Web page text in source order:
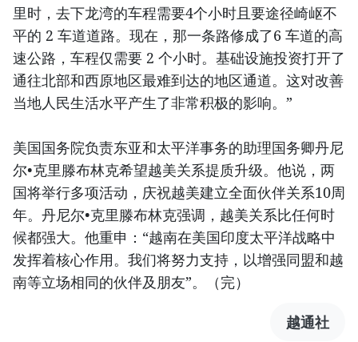
里时，去下龙湾的车程需要4个小时且要途径崎岖不
平的 2 车道道路。现在，那一条路修成了6 车道的高
速公路，车程仅需要 2 个小时。基础设施投资打开了
通往北部和西原地区最难到达的地区通道。这对改善
当地人民生活水平产生了非常积极的影响。”
美国国务院负责东亚和太平洋事务的助理国务卿丹尼
尔•克里滕布林克希望越美关系提质升级。他说，两
国将举行多项活动，庆祝越美建立全面伙伴关系10周
年。丹尼尔•克里滕布林克强调，越美关系比任何时
候都强大。他重申：“越南在美国印度太平洋战略中
发挥着核心作用。我们将努力支持，以增强同盟和越
南等立场相同的伙伴及朋友”。（完）
越通社